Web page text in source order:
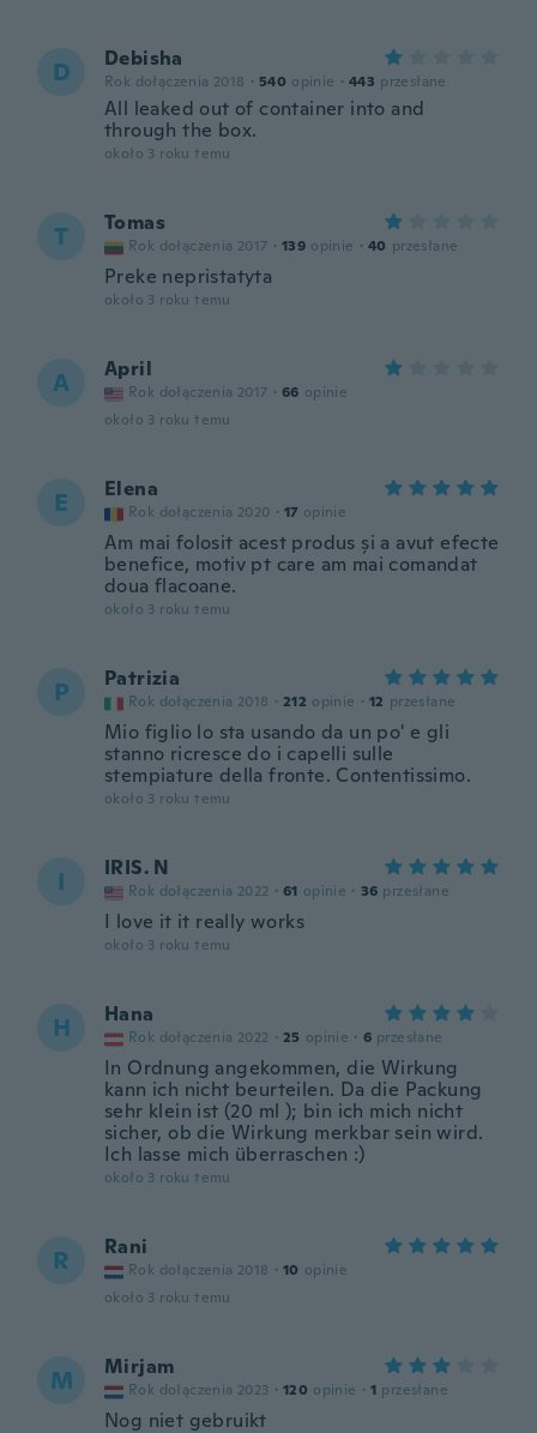
D Debisha
Rok dołączenia 2018 · 540 opinie · 443 przesłane
All leaked out of container into and
through the box.
około 3 roku temu
T Tomas
Rok dołączenia 2017 · 139 opinie · 40 przesłane
Preke nepristatyta
około 3 roku temu
A April
Rok dołączenia 2017 · 66 opinie
około 3 roku temu
E Elena
Rok dołączenia 2020 · 17 opinie
Am mai folosit acest produs și a avut efecte
benefice, motiv pt care am mai comandat
doua flacoane.
około 3 roku temu
P Patrizia
Rok dołączenia 2018 · 212 opinie · 12 przesłane
Mio figlio lo sta usando da un po' e gli
stanno ricresce do i capelli sulle
stempiature della fronte. Contentissimo.
około 3 roku temu
I IRIS. N
Rok dołączenia 2022 · 61 opinie · 36 przesłane
I love it it really works
około 3 roku temu
H Hana
Rok dołączenia 2022 · 25 opinie · 6 przesłane
In Ordnung angekommen, die Wirkung
kann ich nicht beurteilen. Da die Packung
sehr klein ist (20 ml ); bin ich mich nicht
sicher, ob die Wirkung merkbar sein wird.
Ich lasse mich überraschen :)
około 3 roku temu
R Rani
Rok dołączenia 2018 · 10 opinie
około 3 roku temu
M Mirjam
Rok dołączenia 2023 · 120 opinie · 1 przesłane
Nog niet gebruikt